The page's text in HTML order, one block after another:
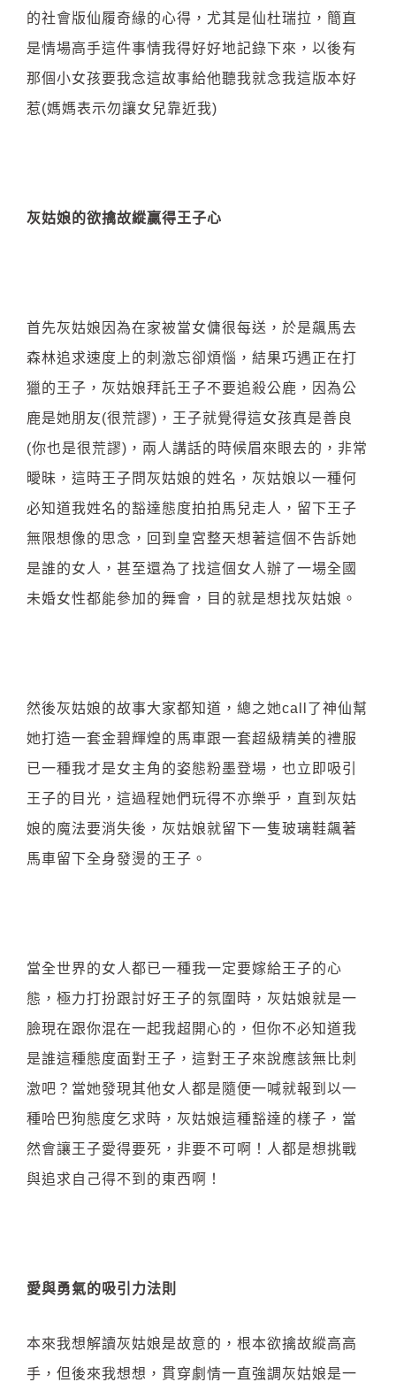
的社會版仙履奇緣的心得，尤其是仙杜瑞拉，簡直
是情場高手這件事情我得好好地記錄下來，以後有
那個小女孩要我念這故事給他聽我就念我這版本好
惹(媽媽表示勿讓女兒靠近我)
灰姑娘的欲擒故縱贏得王子心
首先灰姑娘因為在家被當女傭很每送，於是飆馬去
森林追求速度上的刺激忘卻煩惱，結果巧遇正在打
獵的王子，灰姑娘拜託王子不要追殺公鹿，因為公
鹿是她朋友(很荒謬)，王子就覺得這女孩真是善良
(你也是很荒謬)，兩人講話的時候眉來眼去的，非常
曖昧，這時王子問灰姑娘的姓名，灰姑娘以一種何
必知道我姓名的豁達態度拍拍馬兒走人，留下王子
無限想像的思念，回到皇宮整天想著這個不告訴她
是誰的女人，甚至還為了找這個女人辦了一場全國
未婚女性都能參加的舞會，目的就是想找灰姑娘。
然後灰姑娘的故事大家都知道，總之她call了神仙幫
她打造一套金碧輝煌的馬車跟一套超級精美的禮服
已一種我才是女主角的姿態粉墨登場，也立即吸引
王子的目光，這過程她們玩得不亦樂乎，直到灰姑
娘的魔法要消失後，灰姑娘就留下一隻玻璃鞋飆著
馬車留下全身發燙的王子。
當全世界的女人都已一種我一定要嫁給王子的心
態，極力打扮跟討好王子的氛圍時，灰姑娘就是一
臉現在跟你混在一起我超開心的，但你不必知道我
是誰這種態度面對王子，這對王子來說應該無比刺
激吧？當她發現其他女人都是隨便一喊就報到以一
種哈巴狗態度乞求時，灰姑娘這種豁達的樣子，當
然會讓王子愛得要死，非要不可啊！人都是想挑戰
與追求自己得不到的東西啊！
愛與勇氣的吸引力法則
本來我想解讀灰姑娘是故意的，根本欲擒故縱高高
手，但後來我想想，貫穿劇情一直強調灰姑娘是一